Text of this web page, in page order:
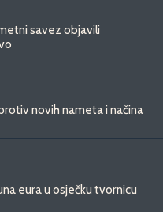
savez objavili
novih nameta i načina
eura u osječku tvornicu